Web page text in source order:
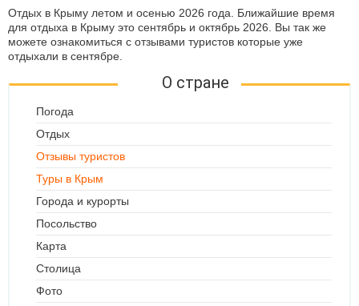
Отдых в Крыму летом и осенью 2026 года. Ближайшие время
для отдыха в Крыму это сентябрь и октябрь 2026. Вы так же
можете ознакомиться с отзывами туристов которые уже
отдыхали в сентябре.
О стране
Погода
Отдых
Отзывы туристов
Туры в Крым
Города и курорты
Посольство
Карта
Столица
Фото